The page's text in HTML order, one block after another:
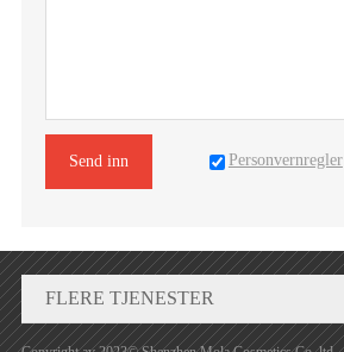
Send inn Personvernregler
FLERE TJENESTER